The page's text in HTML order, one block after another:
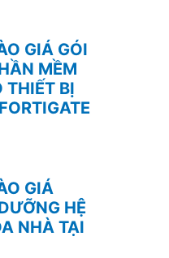
GIÁ GÓI
MỀM
THIẾT BỊ
GIÁ
HỆ
NHÀ TẠI